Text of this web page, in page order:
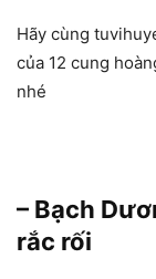
Hãy cùng
của 12 cung
nhé
– Bạch
rắc rối